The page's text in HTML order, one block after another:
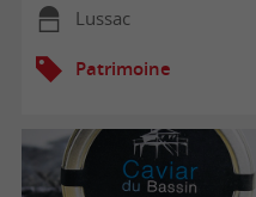
Lussac
Patrimoine